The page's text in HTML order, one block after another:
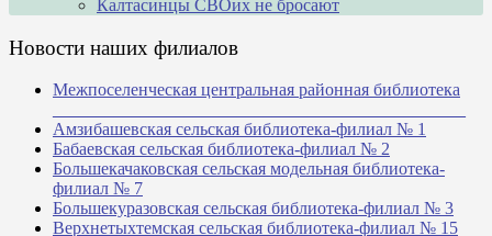
Калтасинцы СВОих не бросают
Новости наших филиалов
Межпоселенческая центральная районная библиотека
Амзибашевская сельская библиотека-филиал № 1
Бабаевская сельская библиотека-филиал № 2
Большекачаковская сельская модельная библиотека-
филиал № 7
Большекуразовская сельская библиотека-филиал № 3
Верхнетыхтемская сельская библиотека-филиал № 15